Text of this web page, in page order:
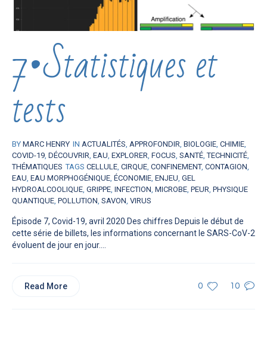
7•Statistiques et
tests
BY MARC HENRY IN ACTUALITÉS, APPROFONDIR, BIOLOGIE, CHIMIE,
COVID-19, DÉCOUVRIR, EAU, EXPLORER, FOCUS, SANTÉ,TECHNICITÉ,
THÉMATIQUES TAGS CELLULE, CIRQUE, CONFINEMENT, CONTAGION,
EAU, EAU MORPHOGÉNIQUE, ÉCONOMIE, ENJEU, GEL
HYDROALCOOLIQUE, GRIPPE, INFECTION, MICROBE, PEUR, PHYSIQUE
QUANTIQUE, POLLUTION, SAVON, VIRUS
Épisode 7, Covid-19, avril 2020 Des chiffres Depuis le début de
cette série de billets, les informations concernant le SARS-CoV-2
évoluent de jour en jour....
0 10
Read More